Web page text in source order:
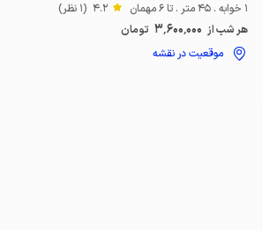
1 خوابه . 45 متر . تا 6 مهمان 4.2 (1 نظر)
هر شب از 3٬600٬000 تومان
موقعیت در نقشه